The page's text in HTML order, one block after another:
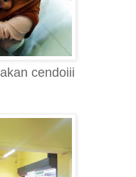
cendoiii